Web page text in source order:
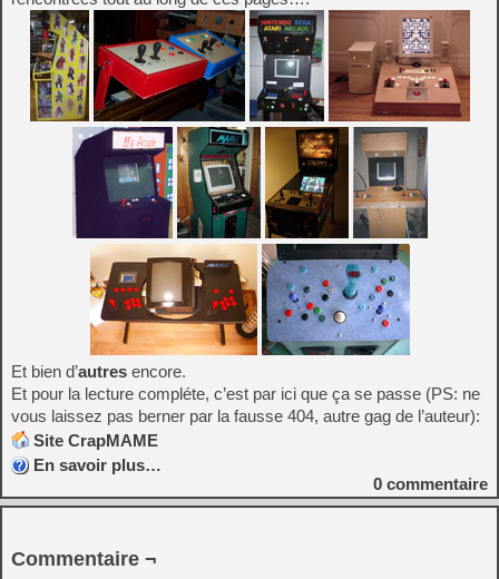
Et bien d’autres encore.
Et pour la lecture compléte, c’est par ici que ça se passe (PS: ne
vous laissez pas berner par la fausse 404, autre gag de l’auteur):
Site CrapMAME
En savoir plus…
0 commentaire
Commentaire ¬